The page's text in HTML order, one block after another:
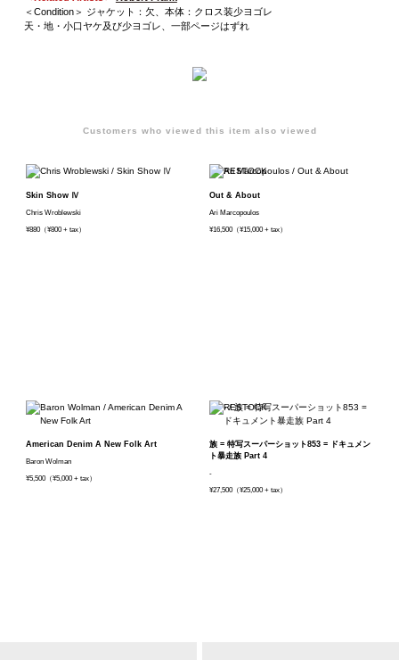
＜Condition＞ ジャケット：欠、本体：クロス装少ヨゴレ
天・地・小口ヤケ及び少ヨゴレ、一部ページはずれ
Customers who viewed this item also viewed
Skin Show Ⅳ
Chris Wroblewski
¥880（¥800 + tax）
Out & About
Ari Marcopoulos
¥16,500（¥15,000 + tax）
American Denim A New Folk Art
Baron Wolman
¥5,500（¥5,000 + tax）
族 = 特写スーパーショット853 = ドキュメン
ト暴走族 Part 4
-
¥27,500（¥25,000 + tax）